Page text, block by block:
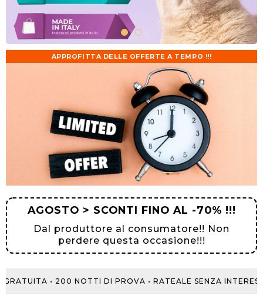
APPROFITTA DELLE OFFERTE A TEMPO !!!
AGOSTO > SCONTI FINO AL -70% !!!
Dal produttore al consumatore!! Non
perdere questa occasione!!!
• 200 NOTTI DI PROVA • RATEALE SENZA INTERESSI